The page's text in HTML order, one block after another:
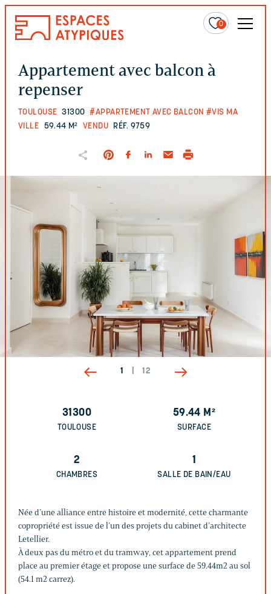
0
Appartement avec balcon à
repenser
TOULOUSE 31300 #APPARTEMENT AVEC BALCON #VIS MA
VILLE 59.44 M² VENDU RÉF. 9759
1 12
31300
TOULOUSE
59.44 M²
SURFACE
2
CHAMBRES
1
SALLE DE BAIN/EAU
Née d’une alliance entre histoire et modernité, cette charmante
copropriété est issue de l’un des projets du cabinet d’architecte
Letellier.
À deux pas du métro et du tramway, cet appartement prend
place au premier étage et propose une surface de 59.44m2 au sol
(54.1 m2 carrez).